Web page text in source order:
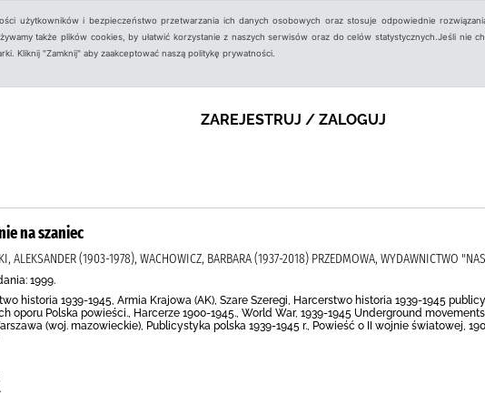
użytkowników i bezpieczeństwo przetwarzania ich danych osobowych oraz stosuje odpowiednie
także plików cookies, by ułatwić korzystanie z naszych serwisów oraz do celów statystycznych.Jeśli nie
Kliknij "Zamknij" aby zaakceptować naszą politykę prywatności.
ZAREJESTRUJ / ZALOGUJ
na szaniec
ALEKSANDER (1903-1978), WACHOWICZ, BARBARA (1937-2018) PRZEDMOWA, WYDAWNICTWO
1999.
historia 1939-1945, Armia Krajowa (AK), Szare Szeregi, Harcerstwo historia 1939-1945
oporu Polska powieści., Harcerze 1900-1945., World War, 1939-1945 Underground
(woj. mazowieckie), Publicystyka polska 1939-1945 r., Powieść o II wojnie światowej,